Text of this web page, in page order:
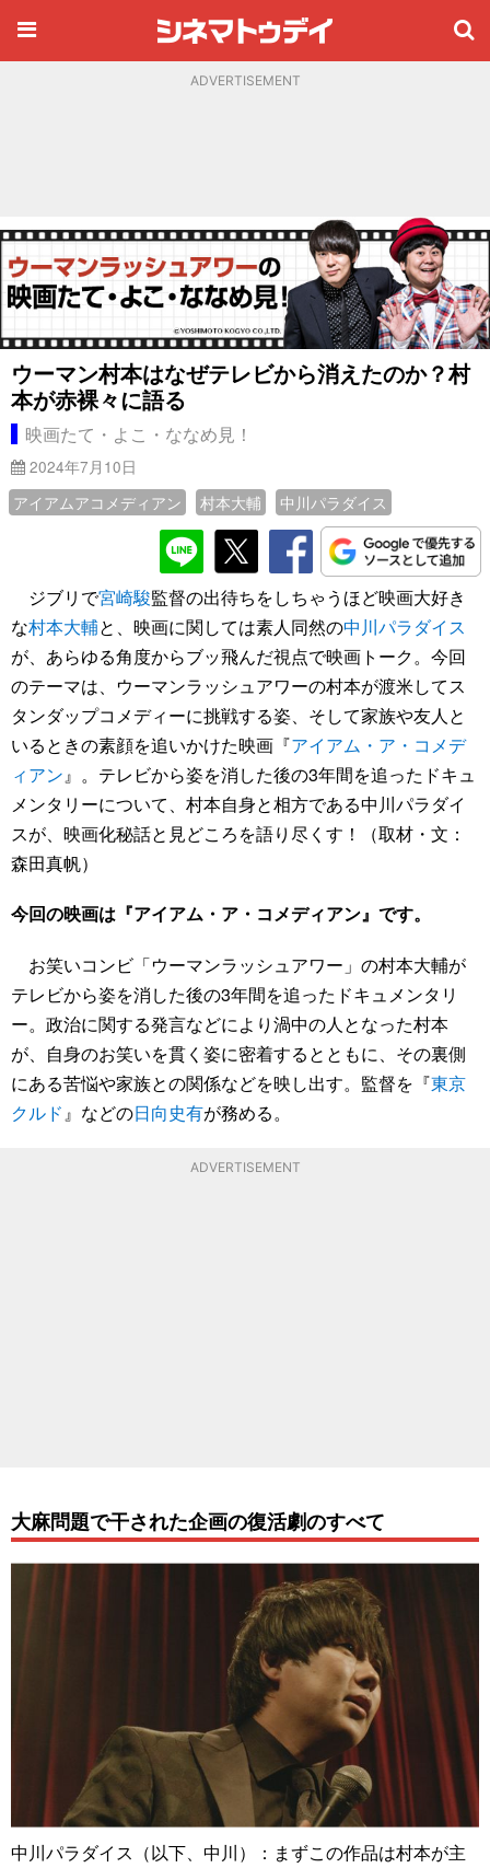
ADVERTISEMENT
ウーマン村本はなぜテレビから消えたのか？村
本が赤裸々に語る
映画たて・よこ・ななめ見！
2024年7月10日
アイアムアコメディアン
村本大輔 中川パラダイス
ジブリで宮崎駿監督の出待ちをしちゃうほど映画大好き
な村本大輔と、映画に関しては素人同然の中川パラダイス
が、あらゆる角度からブッ飛んだ視点で映画トーク。今回
のテーマは、ウーマンラッシュアワーの村本が渡米してス
タンダップコメディーに挑戦する姿、そして家族や友人と
いるときの素顔を追いかけた映画『アイアム・ア・コメデ
ィアン』。テレビから姿を消した後の3年間を追ったドキュ
メンタリーについて、村本自身と相方である中川パラダイ
スが、映画化秘話と見どころを語り尽くす！（取材・文：
森田真帆）
今回の映画は『アイアム・ア・コメディアン』です。
お笑いコンビ「ウーマンラッシュアワー」の村本大輔が
テレビから姿を消した後の3年間を追ったドキュメンタリ
ー。政治に関する発言などにより渦中の人となった村本
が、自身のお笑いを貫く姿に密着するとともに、その裏側
にある苦悩や家族との関係などを映し出す。監督を『東京
クルド』などの日向史有が務める。
ADVERTISEMENT
大麻問題で干された企画の復活劇のすべて
中川パラダイス（以下、中川）：まずこの作品は村本が主